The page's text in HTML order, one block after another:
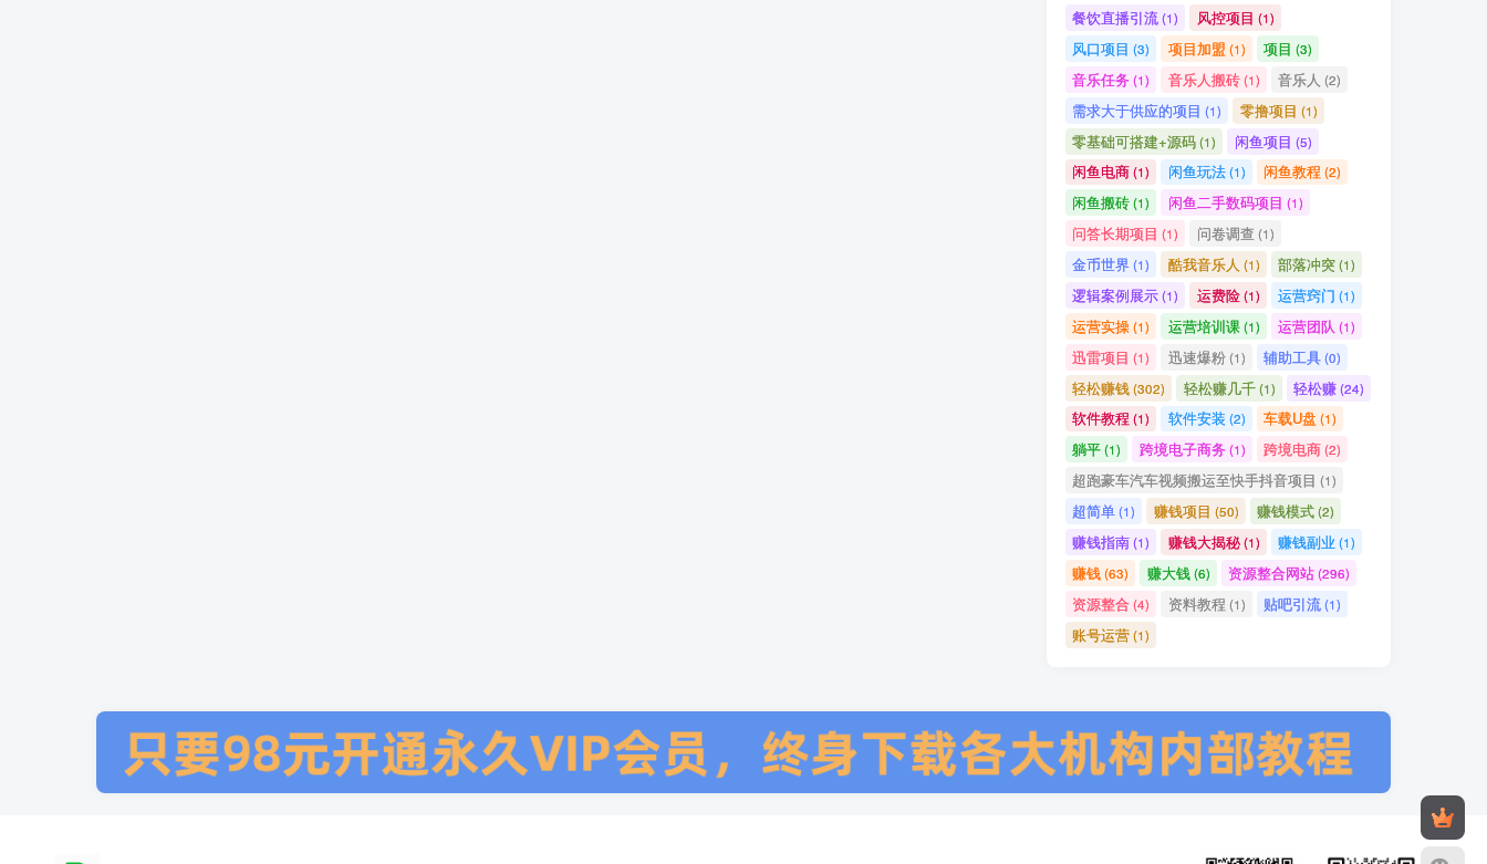
餐饮直播引流(1) 风控项目 (1)
风口项目 (3) 项目加盟 (1) 项目 (3)
音乐任务(1) 音乐人搬砖(1) 音乐人 (2)
需求大于供应的项目 (1) 零撸项目 (1)
零基础可搭建+源码(1) 闲鱼项目 (5)
闲鱼电商(1) 闲鱼玩法(1) 闲鱼教程 (2)
闲鱼搬砖(1) 闲鱼二手数码项目 (1)
问答长期项目 (1) 问卷调查 (1)
金币世界(1) 酷我音乐人 (1) 部落冲突(1)
逻辑案例展示(1) 运费险(1) 运营窍门 (1)
运营实操(1) 运营培训课(1) 运营团队 (1)
迅雷项目 (1) 迅速爆粉(1) 辅助工具(0)
轻松赚钱(302) 轻松赚几千(1) 轻松赚(24)
软件教程 (1) 软件安装 (2) 车载U盘 (1)
躺平(1) 跨境电子商务(1) 跨境电商(2)
超跑豪车汽车视频搬运至快手抖音项目 (1)
超简单(1) 赚钱项目 (50) 赚钱模式(2)
赚钱指南(1) 赚钱大揭秘(1) 赚钱副业 (1)
赚钱(63) 赚大钱(6) 资源整合网站(296)
资源整合(4) 资料教程 (1) 贴吧引流(1)
账号运营(1)